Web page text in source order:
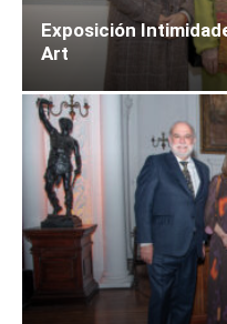
Exposición
Art